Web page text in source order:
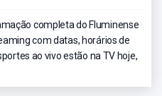
completa do Fluminense
com datas, horários de
ao vivo estão na TV hoje,